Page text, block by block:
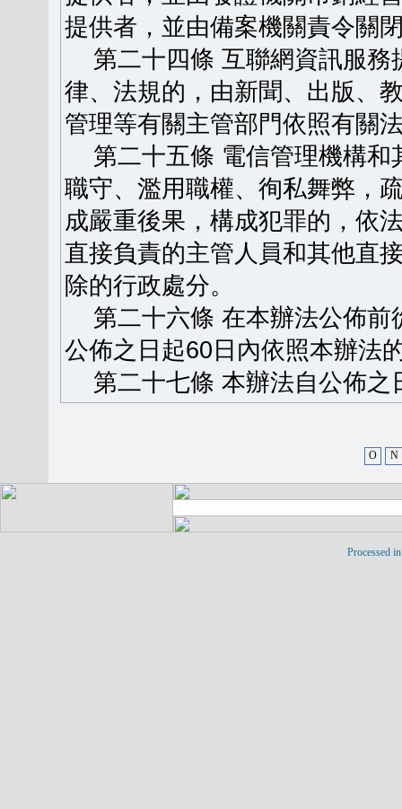
提供者，並由備案機關責令關
第二十四條 互聯網資訊服務
律、法規的，由新聞、出版、
管理等有關主管部門依照有關
第二十五條 電信管理機構和
職守、濫用職權、徇私舞弊，
成嚴重後果，構成犯罪的，依
直接負責的主管人員和其他直
除的行政處分。
第二十六條 在本辦法公佈前
公佈之日起60日內依照本辦法
第二十七條 本辦法自公佈之
O N
Processed